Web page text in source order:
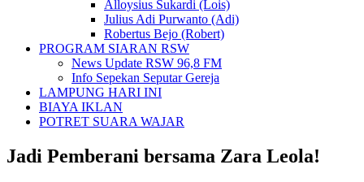
Alloysius Sukardi (Lois)
Julius Adi Purwanto (Adi)
Robertus Bejo (Robert)
PROGRAM SIARAN RSW
News Update RSW 96,8 FM
Info Sepekan Seputar Gereja
LAMPUNG HARI INI
BIAYA IKLAN
POTRET SUARA WAJAR
Jadi Pemberani bersama Zara Leola!